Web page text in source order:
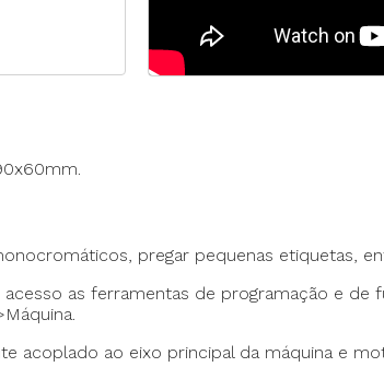
pregar pequenas etiquetas,
as ferramentas de programação e de
acoplado ao eixo principal da máquina e